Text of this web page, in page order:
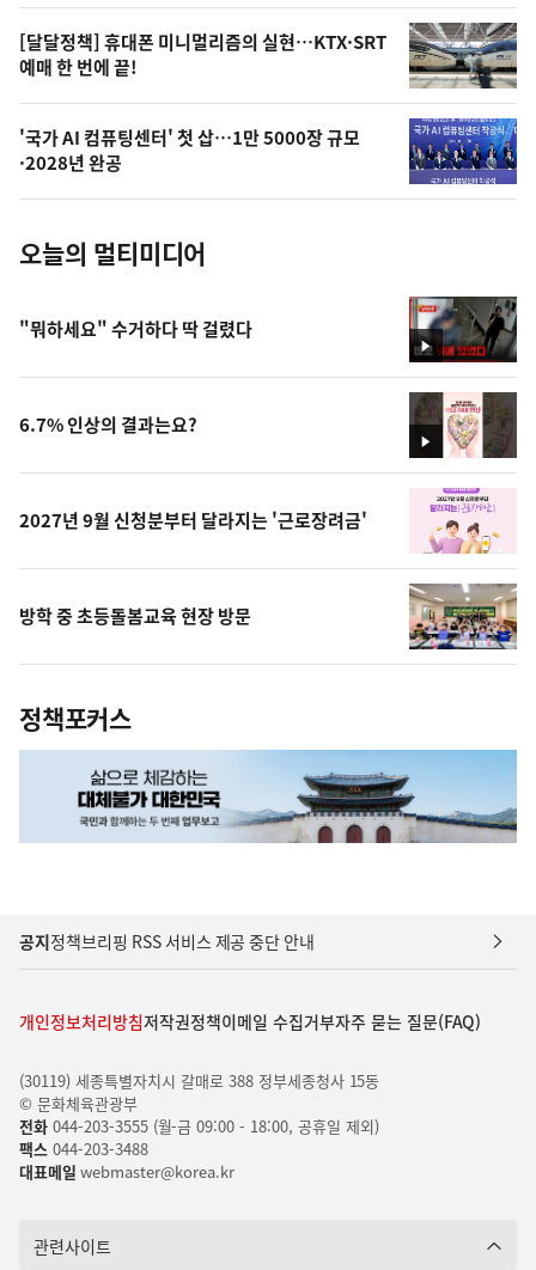
오
늘
의
사
진
[달달정책] 휴대폰 미니멀리즘의 실현…KTX·SRT
예매 한 번에 끝!
'국가 AI 컴퓨팅센터' 첫 삽…1만 5000장 규모
·2028년 완공
오늘의 멀티미디어
영
상
"뭐하세요" 수거하다 딱 걸렸다
영
상
6.7% 인상의 결과는요?
2027년 9월 신청분부터 달라지는 '근로장려금'
방학 중 초등돌봄교육 현장 방문
정책포커스
공지정책브리핑 RSS 서비스 제공 중단 안내
개인정보처리방침저작권정책이메일 수집거부자주 묻는 질문(FAQ)
(30119) 세종특별자치시 갈매로 388 정부세종청사 15동
© 문화체육관광부
전화044-203-3555 (월-금 09:00 - 18:00, 공휴일 제외)
팩스044-203-3488
대표메일 webmaster@korea.kr
관련사이트